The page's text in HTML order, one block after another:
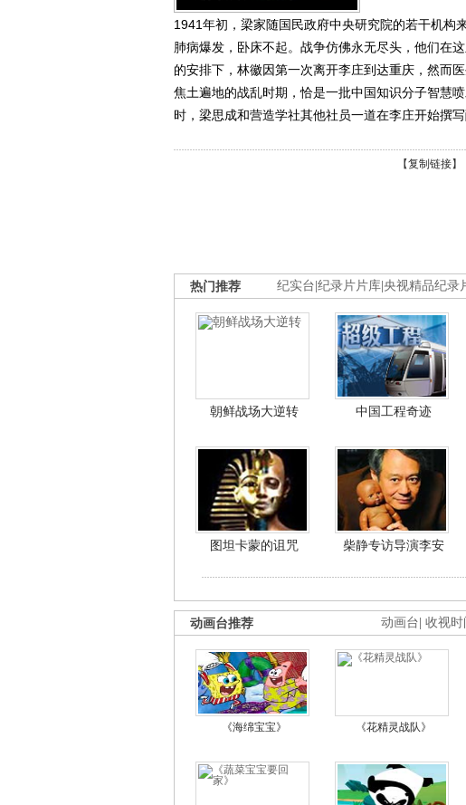
1941年初，梁家随国民政府中央研究院的若干机构
肺病爆发，卧床不起。战争仿佛永无尽头，他们在
的安排下，林徽因第一次离开李庄到达重庆，然而
焦土遍地的战乱时期，恰是一批中国知识分子智慧
时，梁思成和营造学社其他社员一道在李庄开始撰
【复制链接】
纪实台 纪录片片库 央视精品纪录
热门推荐
朝鲜战场大逆转 中国工程奇迹
图坦卡蒙的诅咒 柴静专访导演李安
动画台 收视时
动画台推荐
《海绵宝宝》 《花精灵战队》